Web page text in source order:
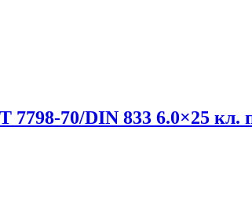
70/DIN 833 6.0×25 кл.